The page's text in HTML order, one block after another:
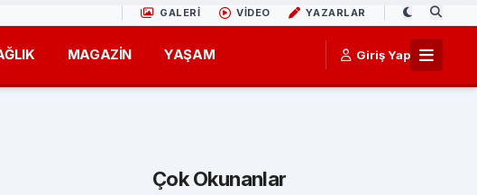
GALERİ VİDEO YAZARLAR
MAGAZİN YAŞAM Giriş Yap
Çok Okunanlar